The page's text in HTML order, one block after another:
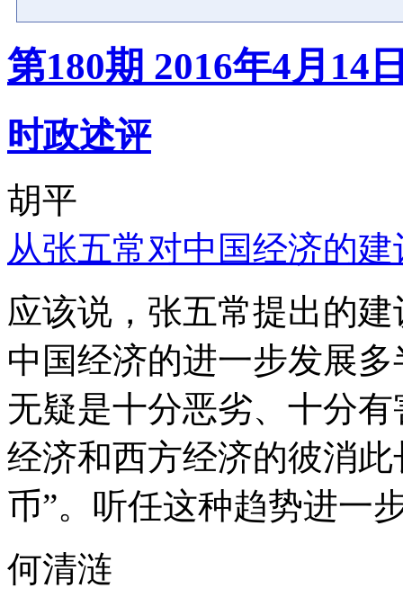
第180期 2016年4月14
时政述评
胡平
从张五常对中国经济的
应该说，张五常提出的
中国经济的进一步发展
无疑是十分恶劣、十分
经济和西方经济的彼消
币”。听任这种趋势进一
何清涟